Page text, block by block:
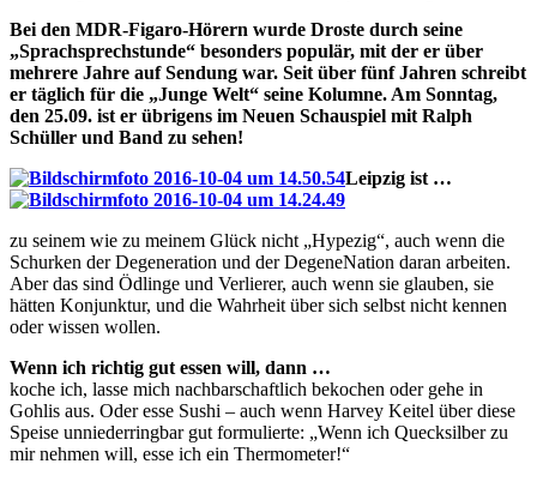
Bei den MDR-Figaro-Hörern wurde Droste durch seine
„Sprachsprechstunde“ besonders populär, mit der er über
mehrere Jahre auf Sendung war. Seit über fünf Jahren schreibt
er täglich für die „Junge Welt“ seine Kolumne. Am Sonntag,
den 25.09. ist er übrigens im Neuen Schauspiel mit Ralph
Schüller und Band zu sehen!
Leipzig ist …
zu seinem wie zu meinem Glück nicht „Hypezig“, auch wenn die
Schurken der Degeneration und der DegeneNation daran arbeiten.
Aber das sind Ödlinge und Verlierer, auch wenn sie glauben, sie
hätten Konjunktur, und die Wahrheit über sich selbst nicht kennen
oder wissen wollen.
Wenn ich richtig gut essen will, dann …
koche ich, lasse mich nachbarschaftlich bekochen oder gehe in
Gohlis aus. Oder esse Sushi – auch wenn Harvey Keitel über diese
Speise unniederringbar gut formulierte: „Wenn ich Quecksilber zu
mir nehmen will, esse ich ein Thermometer!“